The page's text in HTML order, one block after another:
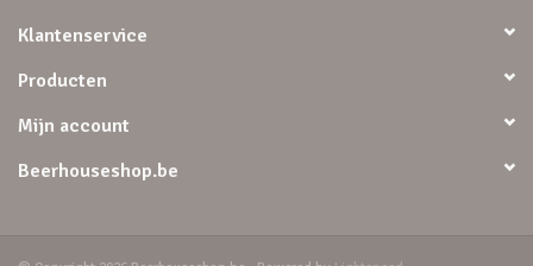
Klantenservice
Producten
Mijn account
Beerhouseshop.be